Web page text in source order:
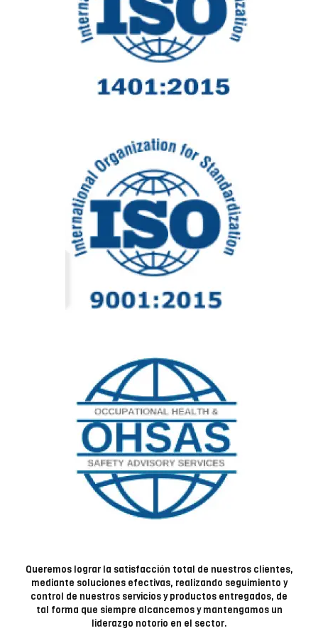
Queremos lograr la satisfacción total de nuestros clientes,
mediante soluciones efectivas, realizando seguimiento y
control de nuestros servicios y productos entregados, de
tal forma que siempre alcancemos y mantengamos un
liderazgo notorio en el sector.